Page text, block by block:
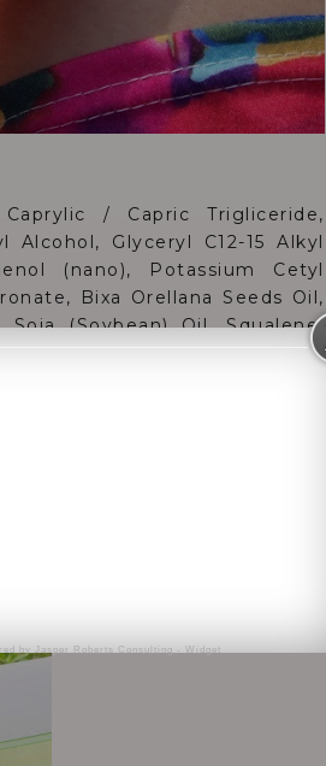
/ Capric Trigliceride,
Glyceryl C12-15 Alkyl
(nano), Potassium Cetyl
Bixa Orellana Seeds Oil,
(Soybean) Oil, Squalene,
Ammonium
Vegetable Glicerides
EDTA, Phenoxyethanol,
Benzyl Salicytate,
by Jasper Roberts Consulting - Widget